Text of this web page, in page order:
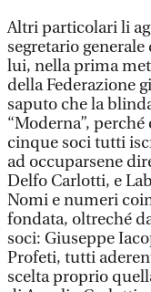
Altri particolari li
segretario
lui, nella prima
della Federazione
saputo che la
“Moderna”,
cinque soci tutti
ad occuparsene
Delfo Carlotti, e
Nomi e numeri
fondata, oltreché
soci: Giuseppe
Profeti, tutti
scelta proprio